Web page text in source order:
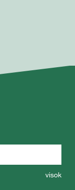
visok